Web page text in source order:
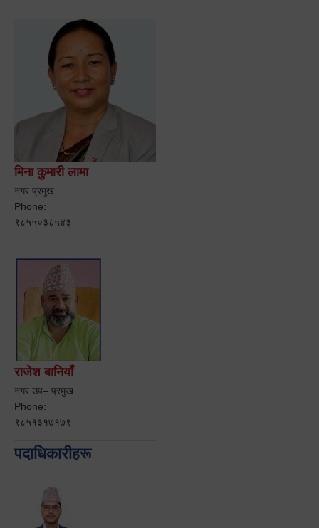
मिना कुमारी लामा
नगर प्रमुख
Phone:
९८५५०३८५४३
राजेश बानियाँ
नगर उप– प्रमुख
Phone:
९८५१३१७१७९
पदाधिकारीहरू